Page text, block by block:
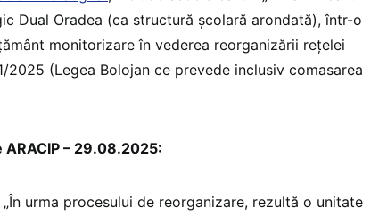
Dual Oradea (ca structură școlară arondată), într-o
monitorizare în vederea reorganizării rețelei
2025 (Legea Bolojan ce prevede inclusiv comasarea
– 29.08.2025:
urma procesului de reorganizare, rezultă o unitate